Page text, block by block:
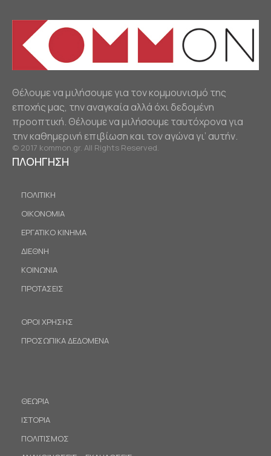
Θέλουμε να μιλήσουμε για τον κομμουνισμό της
εποχής μας, την αναγκαία αλλά όχι δεδομένη
προοπτική. Θέλουμε να μιλήσουμε ταυτόχρονα για
την καθημερινή επιβίωση και τον αγώνα γι’ αυτήν.
© 2017 kommon.gr. All Rights Reserved.
ΠΛΟΗΓΗΣΗ
ΠΟΛΙΤΙΚΗ
ΟΙΚΟΝΟΜΙΑ
ΕΡΓΑΤΙΚΟ ΚΙΝΗΜΑ
ΔΙΕΘΝΗ
ΚΟΙΝΩΝΙΑ
ΠΡΟΤΑΣΕΙΣ
ΟΡΟΙ ΧΡΗΣΗΣ
ΠΡΟΣΩΠΙΚΑ ΔΕΔΟΜΕΝΑ
ΘΕΩΡΙΑ
ΙΣΤΟΡΙΑ
ΠΟΛΙΤΙΣΜΟΣ